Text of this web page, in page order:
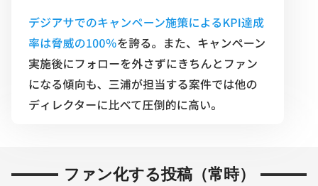
ファン化する投稿（常時）